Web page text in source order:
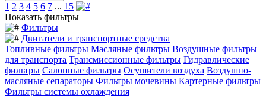
1 2 3 4 5 6 7 ... 15
Показать фильтры
Фильтры
Двигатели и транспортные средства
Топливные фильтры Масляные фильтры Воздушные фильтры
для транспорта Трансмиссионные фильтры Гидравлические
фильтры Салонные фильтры Осушители воздуха Воздушно-
масляные сепараторы Фильтры мочевины Картерные фильтры
Фильтры системы охлаждения